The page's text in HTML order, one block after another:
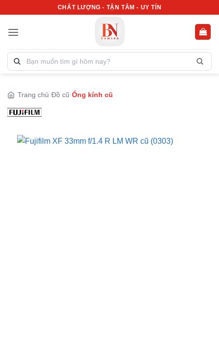
nội
CHẤT LƯỢNG - TẬN TÂM - UY TÍN
Tìm
kiếm
phẩm:
Trang chủ Đồ cũ Ống kính cũ